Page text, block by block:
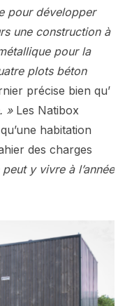
pour développer
une construction à
pour la
plots béton
précise bien qu’
»Les Natibox
habitation
des charges
peut y vivre à l’année